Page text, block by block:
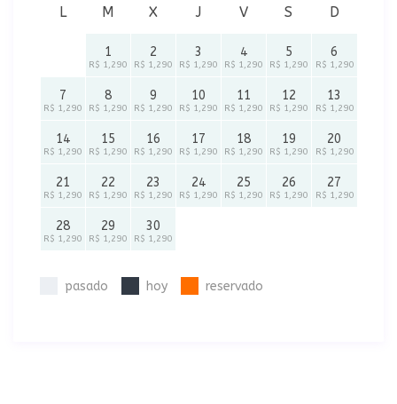
L M X J V S D
1
R$ 1,290
2
R$ 1,290
3
R$ 1,290
4
R$ 1,290
5
R$ 1,290
6
R$ 1,290
7
R$ 1,290
8
R$ 1,290
9
R$ 1,290
10
R$ 1,290
11
R$ 1,290
12
R$ 1,290
13
R$ 1,290
14
R$ 1,290
15
R$ 1,290
16
R$ 1,290
17
R$ 1,290
18
R$ 1,290
19
R$ 1,290
20
R$ 1,290
21
R$ 1,290
22
R$ 1,290
23
R$ 1,290
24
R$ 1,290
25
R$ 1,290
26
R$ 1,290
27
R$ 1,290
28
R$ 1,290
29
R$ 1,290
30
R$ 1,290
pasado hoy reservado